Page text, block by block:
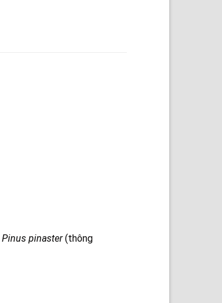
Pinus pinaster(thông